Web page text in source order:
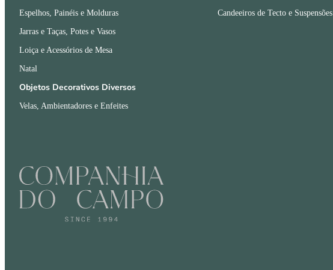
Espelhos, Painéis e Molduras
Jarras e Taças, Potes e Vasos
Loiça e Acessórios de Mesa
Natal
Objetos Decorativos Diversos
Velas, Ambientadores e Enfeites
Candeeiros de Tecto e Suspensões